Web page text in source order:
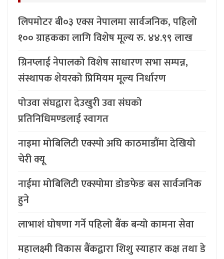
लिपमोटर बी०३ एक्स नेपालमा सार्वजनिक, पहिलो
१०० ग्राहकका लागि विशेष मूल्य रु. ४४.९९ लाख
ग्रिनप्लाई नेपालको विशेष साधारण सभा सम्पन्न,
संस्थापक शेयरको प्रिमियम मूल्य निर्धारण
पोउवा संघद्वारा देउखुरी उवा संघको
प्रतिनिधिमण्डलाई स्वागत
नाइमा मोबिलिटी एक्स्पो अघि काठमाडौंमा देखियो
चेरी क्यू
नाईमा मोबिलिटी एक्स्पोमा डोङफेङ बस सार्वजनिक
हुने
लाभाशं घोषणा गर्ने पहिलो बैंक बन्यो कामना सेवा
महालक्ष्मी विकास बैंकद्वारा शिशु स्याहार कक्ष तथा डे